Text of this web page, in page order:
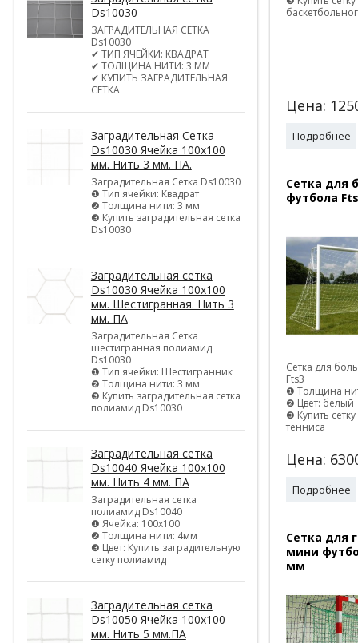
Ds10030
ЗАГРАДИТЕЛЬНАЯ СЕТКА
Ds10030
✔ ТИП ЯЧЕЙКИ: КВАДРАТ
✔ ТОЛЩИНА НИТИ: 3 ММ
✔ КУПИТЬ ЗАГРАДИТЕЛЬНАЯ
СЕТКА
Заградительная Сетка
Ds10030 Ячейка 100х100
мм. Нить 3 мм. ПА.
Заградительная Сетка Ds10030
❶ Тип ячейки: Квадрат
❷ Толщина нити: 3 мм
❸ Купить заградительная сетка
Ds10030
Заградительная сетка
Ds10030 Ячейка 100х100
мм. Шестигранная. Нить 3
мм. ПА
Заградительная Сетка
шестигранная полиамид
Ds10030
❶ Тип ячейки: Шестигранник
❷ Толщина нити: 3 мм
❸ Купить заградительная сетка
полиамид Ds10030
Заградительная сетка
Ds10040 Ячейка 100х100
мм. Нить 4 мм. ПА
Заградительная сетка
полиамид Ds10040
❶ Ячейка: 100х100
❷ Толщина нити: 4мм
❸ Цвет: Купить заградительную
сетку полиамид
Заградительная сетка
Ds10050 Ячейка 100х100
мм. Нить 5 мм.ПА
Цена:
Подробнее
Сетка для
футбола
Сетка для
Fts3
❶ Толщина
❷ Цвет: белый
❸ Купить
тенниса
Цена:
Подробнее
Сетка для
мини
мм